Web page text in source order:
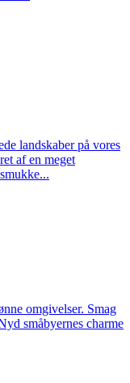
landskaber på vores
af en meget
omgivelser. Smag
småbyernes charme